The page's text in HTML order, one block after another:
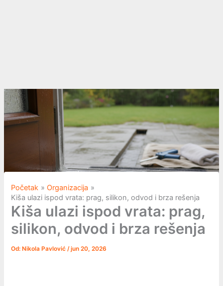
Početak
Organizacija
Kiša ulazi ispod vrata: prag, silikon, odvod i brza rešenja
Kiša ulazi ispod vrata: prag,
silikon, odvod i brza rešenja
Od: Nikola Pavlović/jun 20, 2026